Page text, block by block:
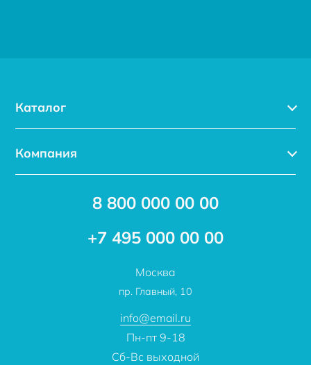
Каталог
Услуги
Компания
8 800 000 00 00
+7 495 000 00 00
Москва
пр. Главный, 10
info@email.ru
Пн-пт 9-18
Сб-Вс выходной